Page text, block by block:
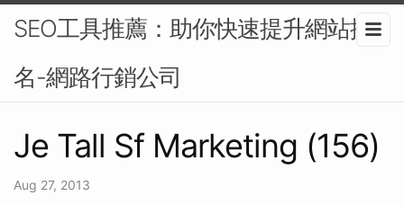
SEO工具推薦：助你快速提升網站排
名-網路行銷公司
Je Tall Sf Marketing (156)
Aug 27, 2013